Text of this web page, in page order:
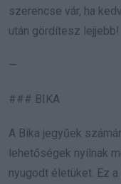
szerencse vár, ha
után gördítesz lejjebb!
—
### BIKA
A Bika jegyűek
lehetőségek nyílnak
nyugodt életüket. Ez